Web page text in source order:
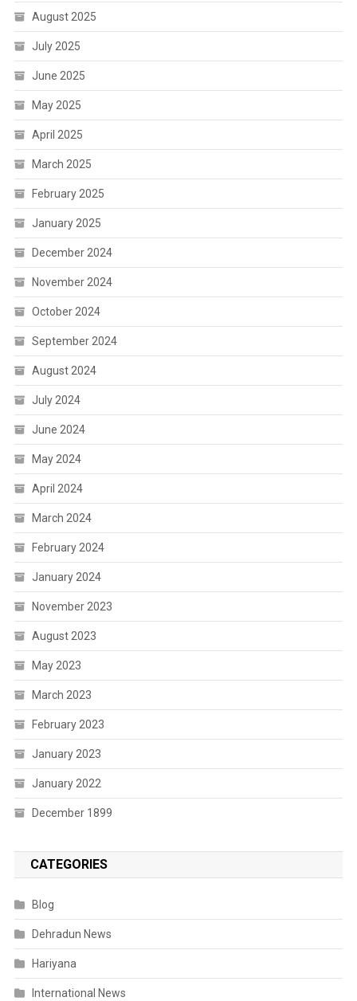
August 2025
July 2025
June 2025
May 2025
April 2025
March 2025
February 2025
January 2025
December 2024
November 2024
October 2024
September 2024
August 2024
July 2024
June 2024
May 2024
April 2024
March 2024
February 2024
January 2024
November 2023
August 2023
May 2023
March 2023
February 2023
January 2023
January 2022
December 1899
CATEGORIES
Blog
Dehradun News
Hariyana
International News